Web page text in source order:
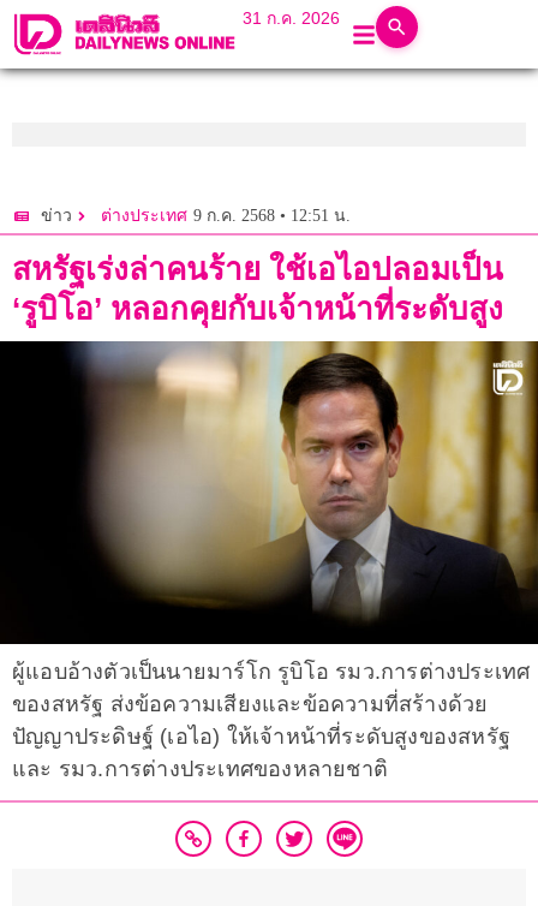
31 ก.ค. 2026
ข่าว ต่างประเทศ 9 ก.ค. 2568 • 12:51 น.
สหรัฐเร่งล่าคนร้าย ใช้เอไอปลอมเป็น
‘รูบิโอ’ หลอกคุยกับเจ้าหน้าที่ระดับสูง
ผู้แอบอ้างตัวเป็นนายมาร์โก รูบิโอ รมว.การต่างประเทศ
ของสหรัฐ ส่งข้อความเสียงและข้อความที่สร้างด้วย
ปัญญาประดิษฐ์ (เอไอ) ให้เจ้าหน้าที่ระดับสูงของสหรัฐ
และ รมว.การต่างประเทศของหลายชาติ